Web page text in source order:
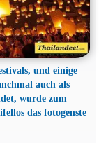
und einige
auch als
wurde zum
das fotogenste